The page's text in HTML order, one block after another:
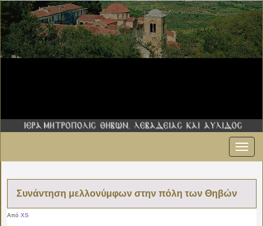
Συνάντηση μελλονύμφων στην πόλη των Θηβών
Από XS